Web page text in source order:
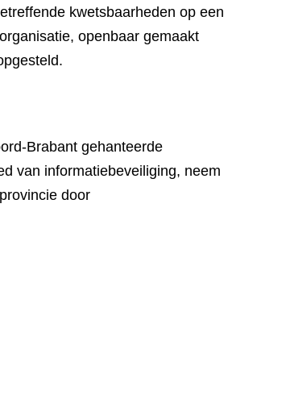
kwetsbaarheden op een
openbaar gemaakt
Brabant gehanteerde
van informatiebeveiliging, neem
door